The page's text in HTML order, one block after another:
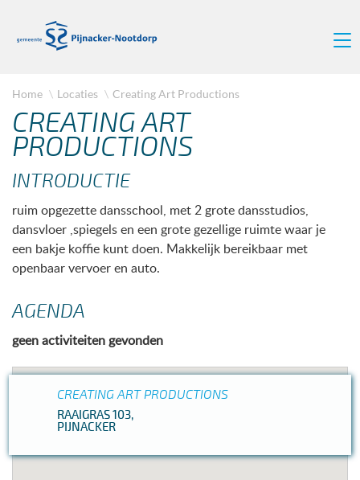
Home Locaties Creating Art Productions
CREATING ART
PRODUCTIONS
INTRODUCTIE
ruim opgezette dansschool, met 2 grote dansstudios,
dansvloer ,spiegels en een grote gezellige ruimte waar je
een bakje koffie kunt doen. Makkelijk bereikbaar met
openbaar vervoer en auto.
AGENDA
geen activiteiten gevonden
CREATING ART PRODUCTIONS
RAAIGRAS 103,
PIJNACKER